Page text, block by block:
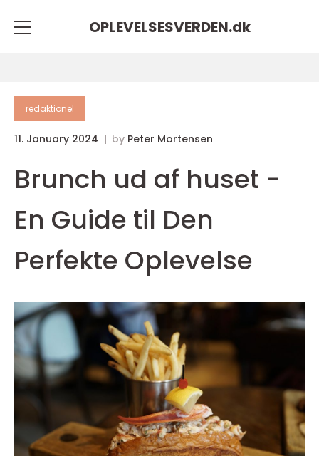
OPLEVELSESVERDEN.dk
redaktionel
11. January 2024 by Peter Mortensen
Brunch ud af huset -
En Guide til Den
Perfekte Oplevelse